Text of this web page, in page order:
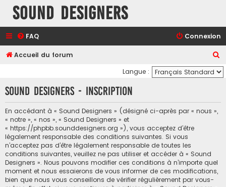
Sound Designers
FAQ Connexion
Accueil du forum
e
c
Langue :
Sound Designers - Inscription
En accédant à « Sound Designers » (désigné ci-après par « nous »,
« notre », « nos », « Sound Designers » et
« https://phpbb.sounddesigners.org »), vous acceptez d’être
légalement responsable des conditions suivantes. Si vous
n’acceptez pas d’être légalement responsable de toutes les
conditions suivantes, veuillez ne pas utiliser et accéder à « Sound
Designers ». Nous pouvons modifier ces conditions à n’importe quel
moment et nous essaierons de vous informer de ces modifications,
bien que nous vous conseillons de vérifier régulièrement par vous-